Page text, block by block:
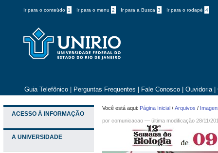
Ir para o conteúdo 1 Ir para o menu 2 Ir para a Busca 3 Ir para o rodapé 4
Guia Telefônico Perguntas Frequentes Fale Conosco Ouvidoria
ACESSO À INFORMAÇÃO
A UNIVERSIDADE
Você está aqui: Página Inicial /Arquivos /
por comunicacao —última modificação 28/11/